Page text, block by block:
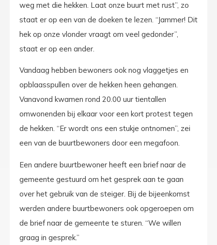
weg met die hekken. Laat onze buurt met rust”, zo
staat er op een van de doeken te lezen. “Jammer! Dit
hek op onze vlonder vraagt om veel gedonder”,
staat er op een ander.
Vandaag hebben bewoners ook nog vlaggetjes en
opblaasspullen over de hekken heen gehangen.
Vanavond kwamen rond 20.00 uur tientallen
omwonenden bij elkaar voor een kort protest tegen
de hekken. “Er wordt ons een stukje ontnomen”, zei
een van de buurtbewoners door een megafoon.
Een andere buurtbewoner heeft een brief naar de
gemeente gestuurd om het gesprek aan te gaan
over het gebruik van de steiger. Bij de bijeenkomst
werden andere buurtbewoners ook opgeroepen om
de brief naar de gemeente te sturen. “We willen
graag in gesprek.”